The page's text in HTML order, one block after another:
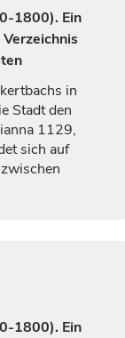
1800). Ein
in
Stadt den
1129,
sich auf
1800). Ein